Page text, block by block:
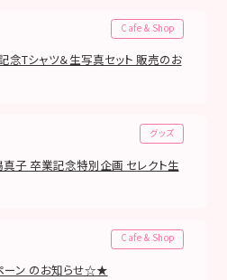
Cafe & Shop
念Tシャツ＆生写真セット 販売のお
グッズ
真子 卒業記念特別企画 セレクト生
Cafe & Shop
ーン のお知らせ☆★